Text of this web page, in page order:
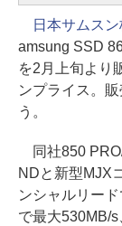
日本サムス
amsung SSD
を2月上旬より
ンプライス。販
う。
同社850
NDと新型MJX
ンシャルリー
で最大530MB/